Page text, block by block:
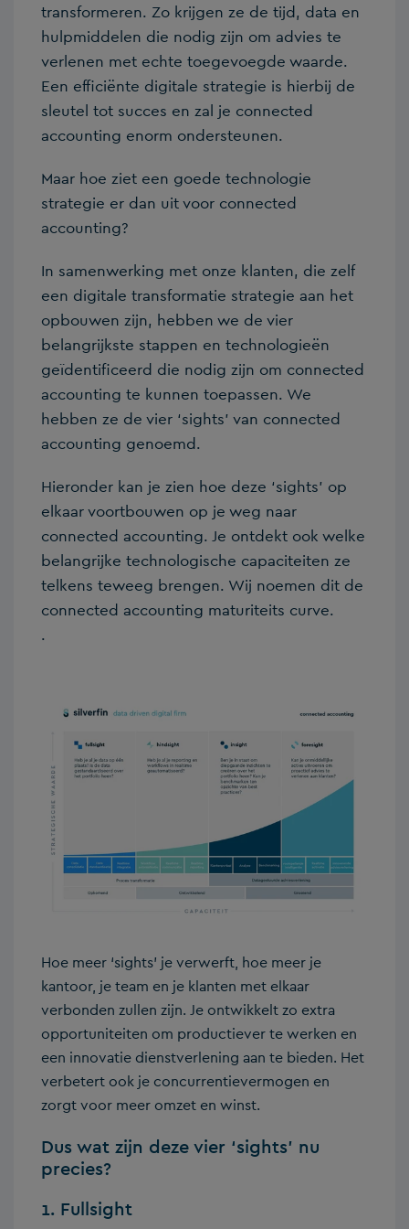
transformeren. Zo krijgen ze de tijd, data en
hulpmiddelen die nodig zijn om advies te
verlenen met echte toegevoegde waarde.
Een efficiënte digitale strategie is hierbij de
sleutel tot succes en zal je connected
accounting enorm ondersteunen.
Maar hoe ziet een goede technologie
strategie er dan uit voor connected
accounting?
In samenwerking met onze klanten, die zelf
een digitale transformatie strategie aan het
opbouwen zijn, hebben we de vier
belangrijkste stappen en technologieën
geïdentificeerd die nodig zijn om connected
accounting te kunnen toepassen. We
hebben ze de vier ‘sights’ van connected
accounting genoemd.
Hieronder kan je zien hoe deze ‘sights’ op
elkaar voortbouwen op je weg naar
connected accounting. Je ontdekt ook welke
belangrijke technologische capaciteiten ze
telkens teweeg brengen. Wij noemen dit de
connected accounting maturiteits curve.
.
Hoe meer ‘sights’ je verwerft, hoe meer je
kantoor, je team en je klanten met elkaar
verbonden zullen zijn. Je ontwikkelt zo extra
opportuniteiten om productiever te werken en
een innovatie dienstverlening aan te bieden. Het
verbetert ook je concurrentievermogen en
zorgt voor meer omzet en winst.
Dus wat zijn deze vier ‘sights’ nu
precies?
1. Fullsight